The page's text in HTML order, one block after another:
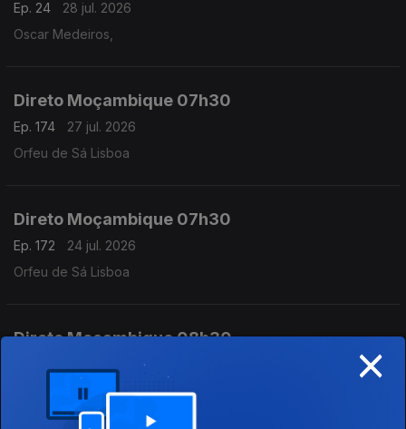
Ep. 24
28 jul. 2026
Oscar Medeiros,
Direto Moçambique 07h30
Ep. 174
27 jul. 2026
Orfeu de Sá Lisboa
Direto Moçambique 07h30
Ep. 172
24 jul. 2026
Orfeu de Sá Lisboa
Direto Moçambique 08h30
Orfeu de Sá Lisboa
×